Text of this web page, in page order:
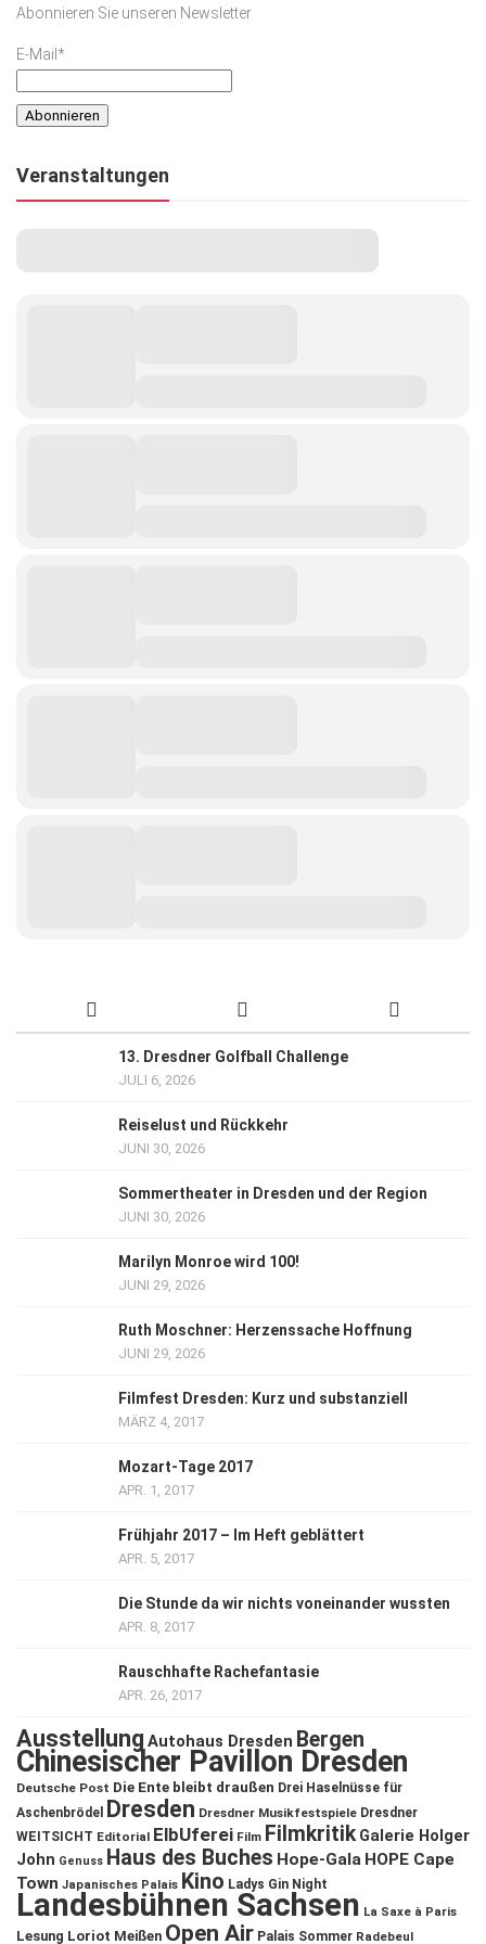
Lifestyle
Ausflug & Reise
Abonnieren Sie unseren Newsletter
E-Mail*
Veranstaltungen
13. Dresdner Golfball Challenge
JULI 6, 2026
Reiselust und Rückkehr
JUNI 30, 2026
Sommertheater in Dresden und der Region
JUNI 30, 2026
Marilyn Monroe wird 100!
JUNI 29, 2026
Ruth Moschner: Herzenssache Hoffnung
JUNI 29, 2026
Filmfest Dresden: Kurz und substanziell
MÄRZ 4, 2017
Mozart-Tage 2017
APR. 1, 2017
Frühjahr 2017 – Im Heft geblättert
APR. 5, 2017
Die Stunde da wir nichts voneinander wussten
APR. 8, 2017
Rauschhafte Rachefantasie
APR. 26, 2017
Ausstellung Autohaus Dresden Bergen
Chinesischer Pavillon Dresden
Deutsche Post Die Ente bleibt draußen Drei Haselnüsse für
Aschenbrödel
Dresden Dresdner Musikfestspiele Dresdner
WEITSICHT Editorial ElbUferei Film Filmkritik Galerie Holger
John Genuss Haus des Buches Hope-Gala HOPE Cape
Town Japanisches Palais Kino Ladys Gin Night
Landesbühnen Sachsen La Saxe à Paris
Lesung Loriot Meißen Open Air Palais Sommer Radebeul